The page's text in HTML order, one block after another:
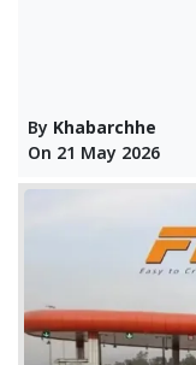
By Khabarchhe
On 21 May 2026